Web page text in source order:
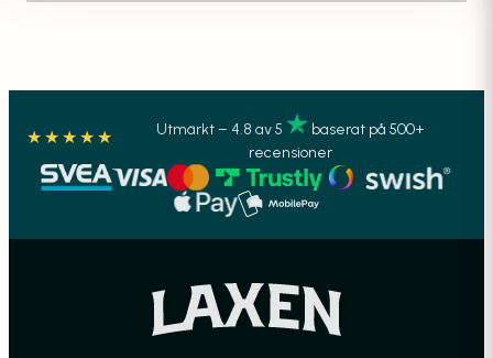
★★★★★ Utmärkt – 4.8 av 5
baserat på 500+
recensioner